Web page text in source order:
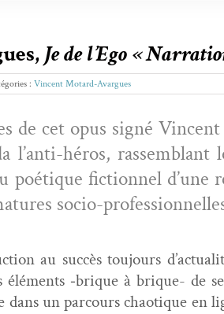
Je de l’Ego «
: Vincent Motard-Avargues
de cet opus signé
l’anti-héros,
poé­tique fic­tion­nel d’une
socio-
au suc­cès tou­jours
‑brique à brique- de
un par­cours chao­tique en